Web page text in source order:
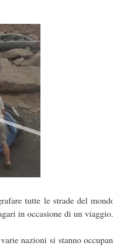
tutte le strade del
in occasione di un viaggio.
nazioni si stanno